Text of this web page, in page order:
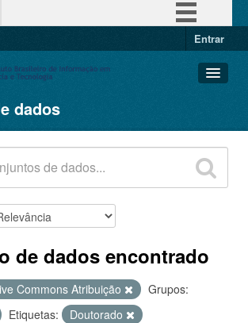
Entrar
dados
de dados encontrado
Commons Atribuição
Grupos:
Etiquetas:
Doutorado